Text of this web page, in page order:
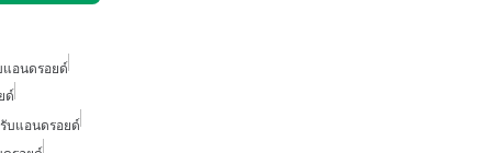
แอนดรอยด์
ด์
บแอนดรอยด์